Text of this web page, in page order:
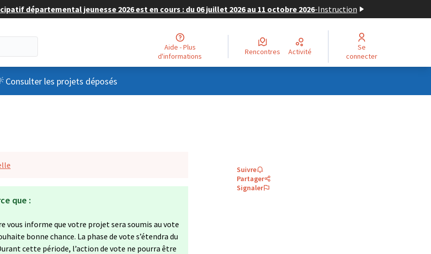
départemental jeunesse 2026 est en cours : du 06 juillet 2026 au 11 octobre 2026-Instruction
Aide - Plus
d'informations
Rencontres Activité
Se
connecter
Consulter les projets déposés
que :
vous informe que votre projet sera soumis au vote
bonne chance. La phase de vote s’étendra du
cette période, l’action de vote ne pourra être
Suivre
Partager
Signaler